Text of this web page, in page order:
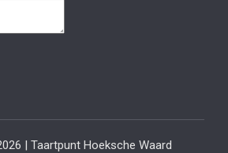
| Taartpunt Hoeksche Waard